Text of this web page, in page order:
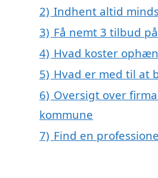
2) Indhent altid
3) Få nemt 3 tilbud
4) Hvad koster
5) Hvad er med til at
6) Oversigt over
kommune
7) Find en